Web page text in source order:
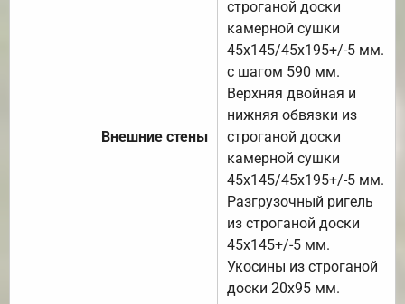
Внешние стены
строганой доски
камерной сушки
45х145/45х195+/-5 мм.
с шагом 590 мм.
Верхняя двойная и
нижняя обвязки из
строганой доски
камерной сушки
45х145/45х195+/-5 мм.
Разгрузочный ригель
из строганой доски
45х145+/-5 мм.
Укосины из строганой
доски 20х95 мм.